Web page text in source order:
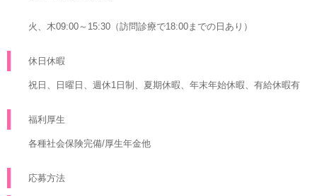
火、木09:00～15:30（訪問診療で18:00までの日あり）
休日休暇
祝日、日曜日、週休1日制、夏期休暇、年末年始休暇、有給休暇有
福利厚生
各種社会保険完備/厚生年金他
応募方法